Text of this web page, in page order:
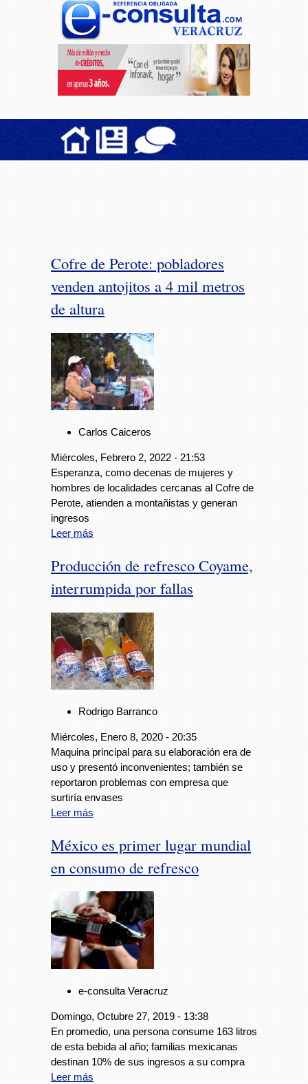
Cofre de Perote: pobladores
venden antojitos a 4 mil metros
de altura
Carlos Caiceros
Miércoles, Febrero 2, 2022 - 21:53
Esperanza, como decenas de mujeres y
hombres de localidades cercanas al Cofre de
Perote, atienden a montañistas y generan
ingresos
Leer más
Producción de refresco Coyame,
interrumpida por fallas
Rodrigo Barranco
Miércoles, Enero 8, 2020 - 20:35
Maquina principal para su elaboración era de
uso y presentó inconvenientes; también se
reportaron problemas con empresa que
surtiría envases
Leer más
México es primer lugar mundial
en consumo de refresco
e-consulta Veracruz
Domingo, Octubre 27, 2019 - 13:38
En promedio, una persona consume 163 litros
de esta bebida al año; familias mexicanas
destinan 10% de sus ingresos a su compra
Leer más